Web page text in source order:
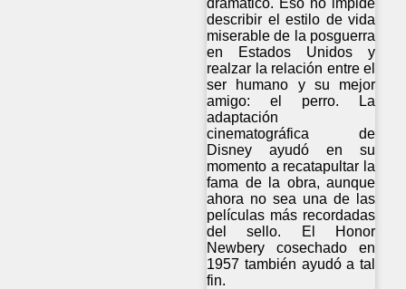
describir el estilo de vida
miserable de la posguerra
en Estados Unidos y
realzar la relación entre el
ser humano y su mejor
amigo: el perro. La
adaptación
cinematográfica de
Disney ayudó en su
momento a recatapultar la
fama de la obra, aunque
ahora no sea una de las
películas más recordadas
del sello. El Honor
Newbery cosechado en
1957 también ayudó a tal
fin.